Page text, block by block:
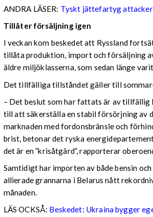
ANDRA LÄSER: Tyskt jättefartyg
Tillåter försäljning igen
I veckan kom beskedet att Ryssland
tillåta produktion, import och försäljning
äldre miljöklasserna, som sedan länge
Det tillfälliga tillståndet gäller till
– Det beslut som har fattats är av
till att säkerställa en stabil försörjning av
marknaden med fordonsbränsle och
brist, betonar det ryska
det är en ”krisåtgärd”, rapporterar
Samtidigt har importen av både bensin
allierade grannarna i Belarus nått
månaden.
LÄS OCKSÅ: Beskedet: Ukraina bygger